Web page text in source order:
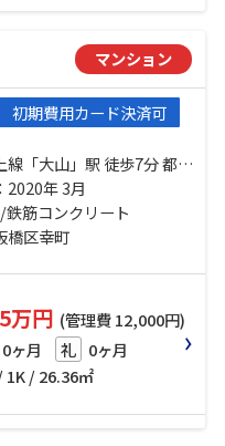
マンション
初期費用カード決済可
「大山」駅 徒歩7分 都営
橋区役所前」駅 徒歩19
町線「千川」駅 徒歩21分
2020年 3月
鉄筋コンクリート
橋区幸町
万円 (管理費 12,000円)
0ヶ月 礼 0ヶ月
1K / 26.36㎡